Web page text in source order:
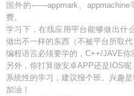
国外的——appmark、
费。
学习下，在线应用平台能够做出什
做出不一样的东西（不被平台所取代
编程语言必须要学的，C++/JAVE你
另外，你打算做安卓APP还是IOS呢
系统性的学习，建议报个班。兴趣
加油！